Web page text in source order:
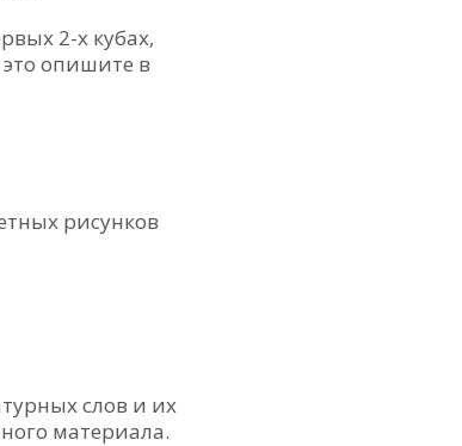
2-х кубах,
опишите в
рисунков
слов и их
материала.